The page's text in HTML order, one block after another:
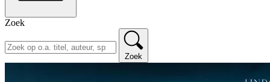
Zoek
Zoek